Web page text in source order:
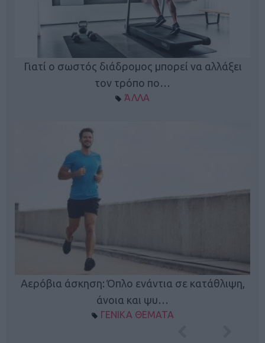
Γιατί ο σωστός διάδρομος μπορεί να αλλάξει
τον τρόπο πο…
ΆΛΛΑ
Αερόβια άσκηση: Όπλο ενάντια σε κατάθλιψη,
άνοια και ψυ…
ΓΕΝΙΚΑ ΘΕΜΑΤΑ